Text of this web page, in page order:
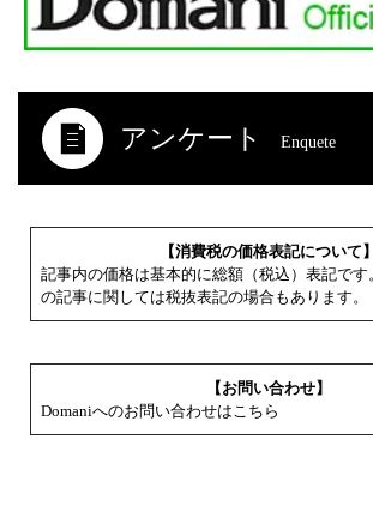
アンケート Enquete
【消費税の価格表記について】
記事内の価格は基本的に総額（税込）表記です
の記事に関しては税抜表記の場合もあります。
【お問い合わせ】
Domaniへのお問い合わせはこちら